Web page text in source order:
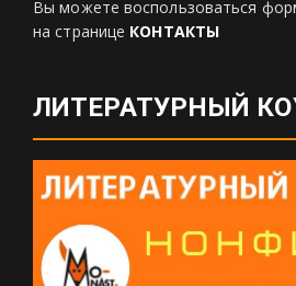
Вы можете воспользоваться
на странице КОНТАКТЫ
ЛИТЕРАТУРНЫЙ